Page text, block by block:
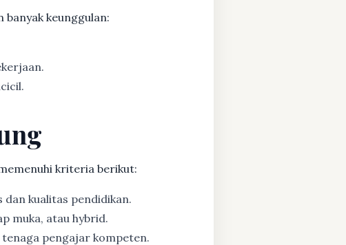
banyak keunggulan:
kriteria berikut:
kualitas pendidikan.
muka, atau hybrid.
pengajar kompeten.